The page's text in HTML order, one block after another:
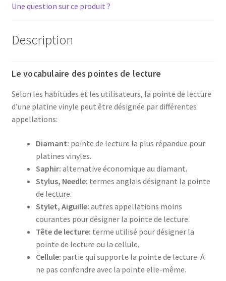
Une question sur ce produit ?
Description
Le vocabulaire des pointes de lecture
Selon les habitudes et les utilisateurs, la pointe de lecture
d’une platine vinyle peut être désignée par différentes
appellations:
Diamant: pointe de lecture la plus répandue pour
platines vinyles.
Saphir: alternative économique au diamant.
Stylus, Needle: termes anglais désignant la pointe
de lecture.
Stylet, Aiguille: autres appellations moins
courantes pour désigner la pointe de lecture.
Tête de lecture: terme utilisé pour désigner la
pointe de lecture ou la cellule.
Cellule: partie qui supporte la pointe de lecture. A
ne pas confondre avec la pointe elle-même.